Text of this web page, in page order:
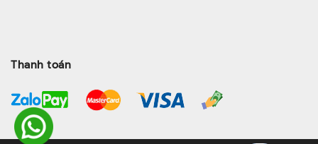
Thanh toán